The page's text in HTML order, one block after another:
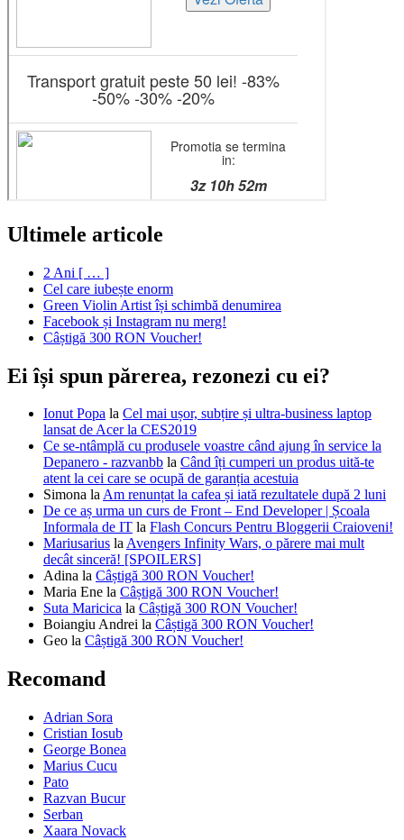
Ultimele articole
2 Ani [ … ]
Cel care iubește enorm
Green Violin Artist își schimbă denumirea
Facebook și Instagram nu merg!
Câștigă 300 RON Voucher!
Ei își spun părerea, rezonezi cu ei?
Ionut Popa la Cel mai ușor, subțire și ultra-business laptop
lansat de Acer la CES2019
Ce se-ntâmplă cu produsele voastre când ajung în service la
Depanero - razvanbb la Când îți cumperi un produs uită-te
atent la cei care se ocupă de garanția acestuia
Simona laAm renunțat la cafea și iată rezultatele după 2 luni
De ce aș urma un curs de Front – End Developer | Școala
Informala de IT la Flash Concurs Pentru Bloggerii Craioveni!
Mariusarius laAvengers Infinity Wars, o părere mai mult
decât sinceră! [SPOILERS]
Adina la Câștigă 300 RON Voucher!
Maria Ene la Câștigă 300 RON Voucher!
Suta Maricica la Câștigă 300 RON Voucher!
Boiangiu Andrei la Câștigă 300 RON Voucher!
Geo la Câștigă 300 RON Voucher!
Recomand
Adrian Sora
Cristian Iosub
George Bonea
Marius Cucu
Pato
Razvan Bucur
Serban
Xaara Novack